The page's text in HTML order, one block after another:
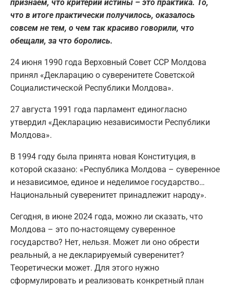
признаем, что критерий истины – это практика. То,
что в итоге практически получилось, оказалось
совсем не тем, о чем так красиво говорили, что
обещали, за что боролись.
24 июня 1990 года Верховный Совет ССР Молдова
принял «Декларацию о суверенитете Советской
Социалистической Республики Молдова».
27 августа 1991 года парламент единогласно
утвердил «Декларацию независимости Республики
Молдова».
В 1994 году была принята новая Конституция, в
которой сказано: «Республика Молдова – суверенное
и независимое, единое и неделимое государство…
Национальный суверенитет принадлежит народу».
Сегодня, в июне 2024 года, можно ли сказать, что
Молдова – это по-настоящему суверенное
государство? Нет, нельзя. Может ли оно обрести
реальный, а не декларируемый суверенитет?
Теоретически может. Для этого нужно
сформулировать и реализовать конкретный план